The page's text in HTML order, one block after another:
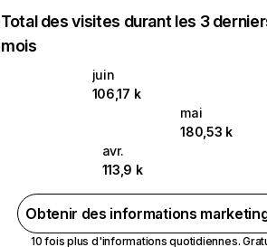
Total des visites durant les 3
mois
juin
106,17 k
mai
180,53 k
avr.
113,9 k
Obtenir des informations
10 fois plus d'informations quotidiennes.